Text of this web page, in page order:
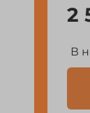
2
В